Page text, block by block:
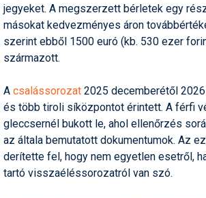
Játékok
Kerékpár
Könyvajánló
Magazinok
Munkavállalás
jegyeket. A megszerzett bérletek egy
másokat kedvezményes áron
szerint ebből 1500 euró (kb. 530 ezer
származott.
A csalássorozat 2025 decemberétől
és több tiroli síközpontot érintett. A férfi
gleccsernél bukott le, ahol ellenőrzés
az általa bemutatott dokumentumok. Az
derítette fel, hogy nem egyetlen esetről,
tartó visszaéléssorozatról van szó.